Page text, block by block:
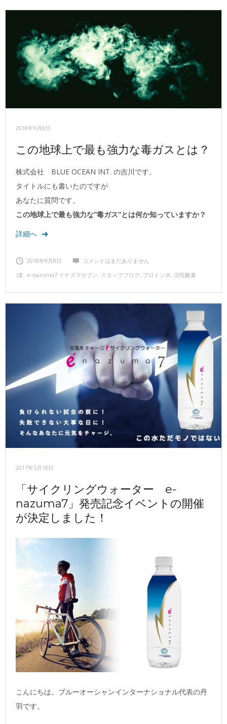
2018年9月8日
この地球上で最も強力な毒ガスとは？
株式会社 BLUE OCEAN INT. の吉川です。
タイトルにも書いたのですが
あなたに質問です。
この地球上で最も強力な”毒ガス”とは何か知っていますか？
詳細へ
2018年9月8日
コメントはまだありません
e‐nazuma7 イナズマセブン, スタッフブログ, プロトン水, 活性酸素
2017年5月18日
「サイクリングウォーター e-
nazuma7」発売記念イベントの開催
が決定しました！
こんにちは。ブルーオーシャンインターナショナル代表の丹
羽です。